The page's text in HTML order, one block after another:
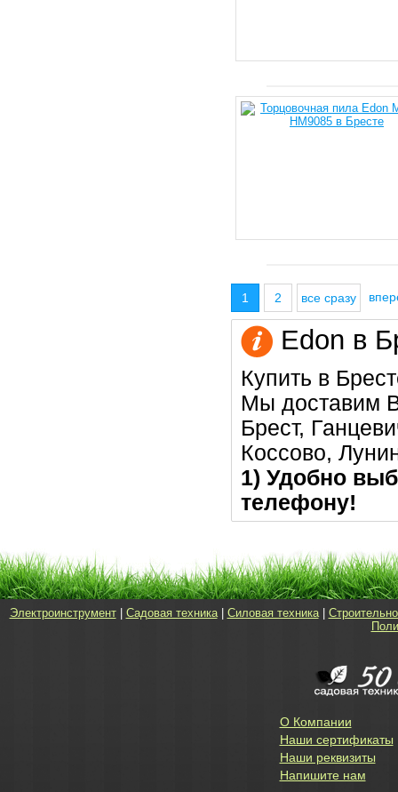
1 2 все сразу
Edon в
Купить в
Мы доставим
Брест,
Коссово,
1) Удобно
телефону!
Электроинструмент| Садовая техника| Силовая техника|
О Компании
Наши сертификаты
Наши реквизиты
Напишите нам